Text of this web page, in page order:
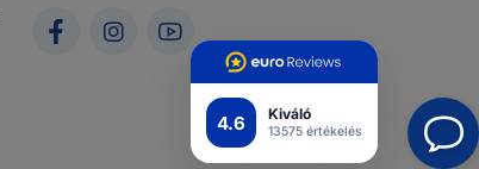
4.6 Kiváló
13575 értékelés